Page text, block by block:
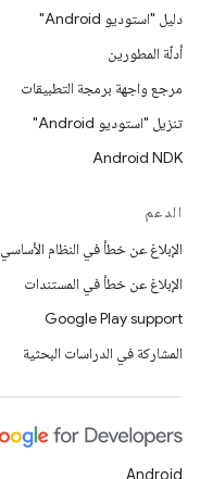
دليل "استوديو Android"
أدلّة المطورين
مرجع واجهة برمجة التطبيقات
تنزيل "استوديو Android"
Android NDK
الدعم
الإبلاغ عن خطأ في النظام الأساسي
الإبلاغ عن خطأ في المستندات
Google Play support
المشاركة في الدراسات البحثية
Android